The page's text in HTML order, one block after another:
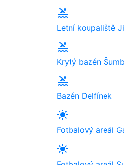
pool
Letní koupaliště
pool
Krytý bazén
pool
Bazén Delfínek
light_mode
Fotbalový areál
light_mode